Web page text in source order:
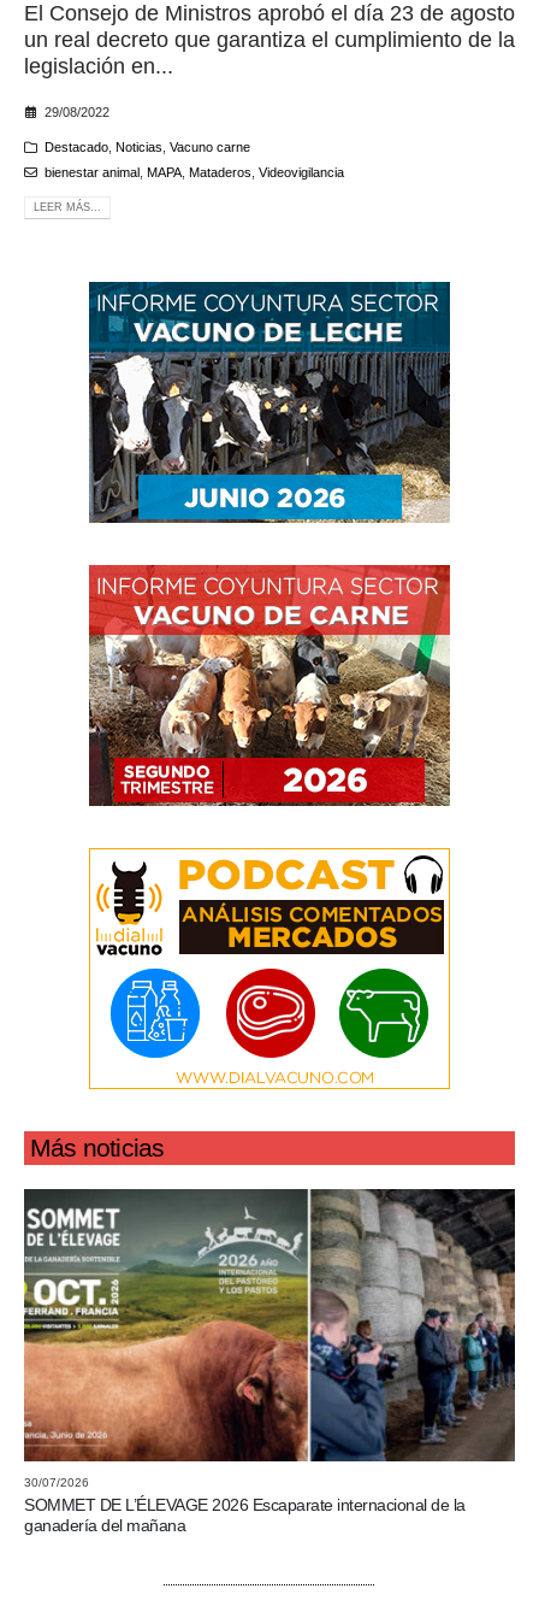
El Consejo de Ministros aprobó el día 23 de agosto
un real decreto que garantiza el cumplimiento de la
legislación en...
29/08/2022
Destacado, Noticias Vacuno carne
bienestar animal
MAPA, Mataderos Videovigilancia
LEER MÁS...
Más noticias
30/07/2026
SOMMET DE L’ÉLEVAGE 2026 Escaparate internacional de la
ganadería del mañana